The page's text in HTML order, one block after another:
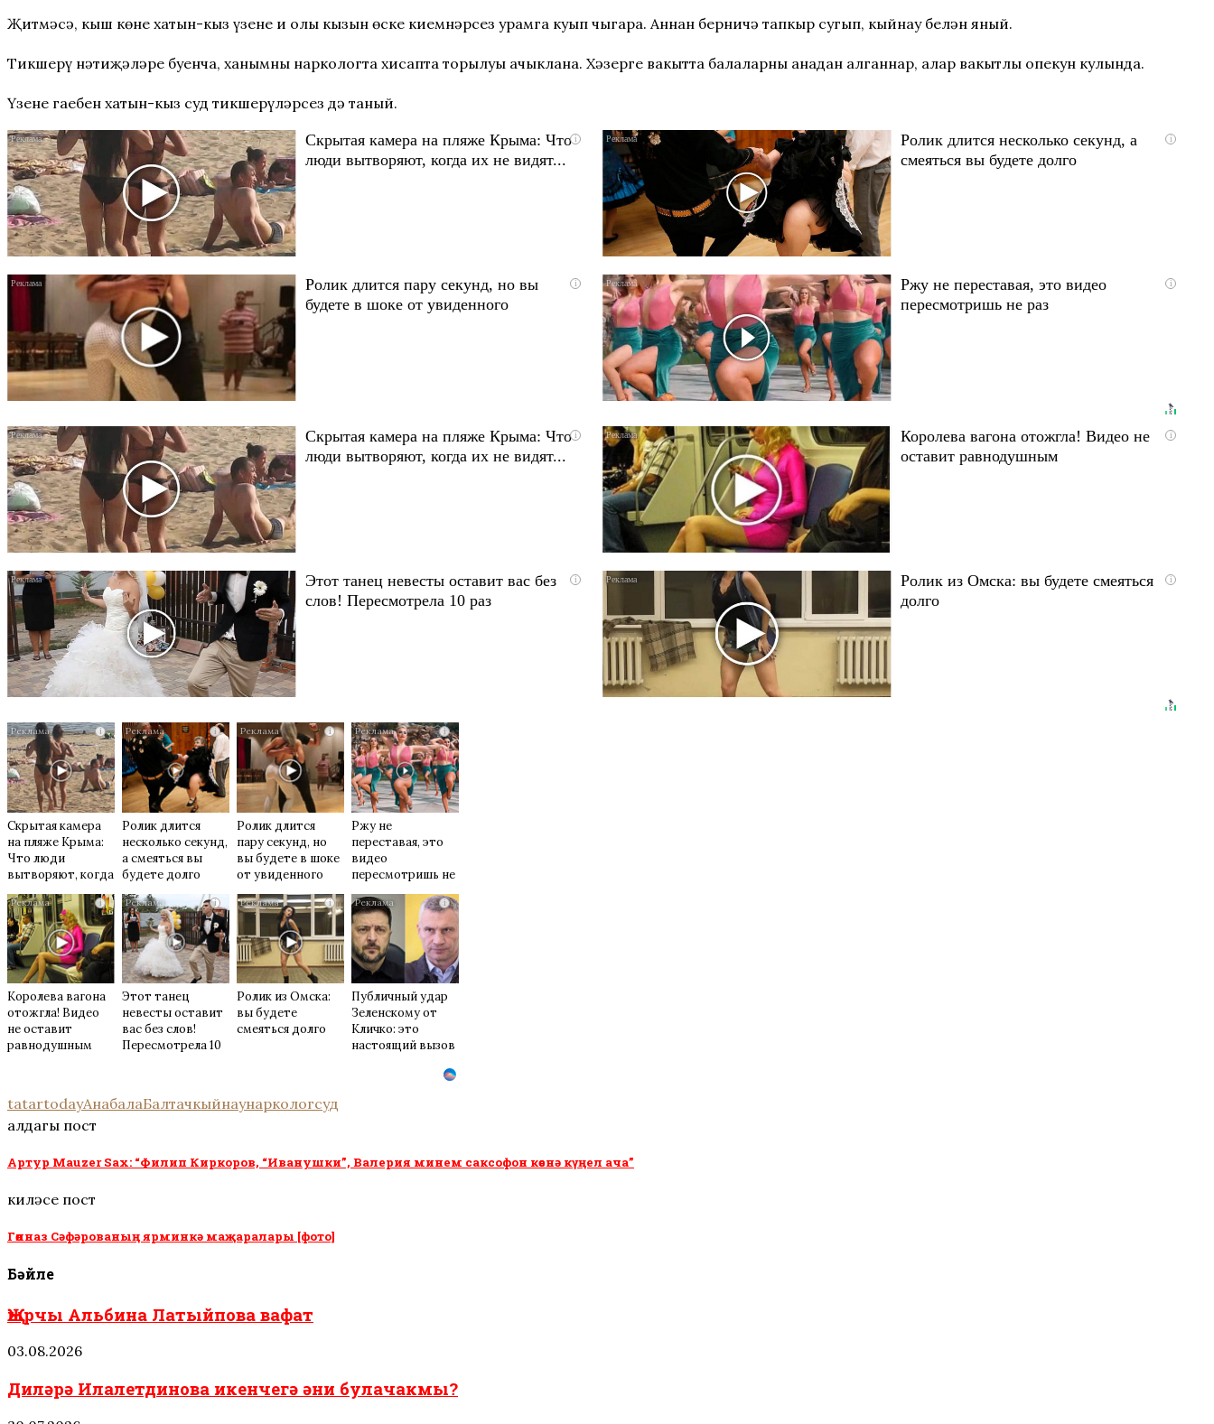
Җитмәсә, кыш көне хатын-кыз үзенең иң олы кызын өске киемнәрсез урамга куып чыгара. Аннан берничә тапкыр сугып, кыйнау белән яный.
Тикшерү нәтиҗәләре буенча, ханымның наркологта хисапта торылуы ачыклана. Хәзерге вакытта балаларны анадан алганнар, алар вакытлы опекун кулында.
Үзенең гаебен хатын-кыз суд тикшерүләрсез дә таный.
i
Скрытая камера на пляже Крыма: Что
люди вытворяют, когда их не видят...
i
Ролик длится несколько секунд, а
смеяться вы будете долго
i
Ролик длится пару секунд, но вы
будете в шоке от увиденного
i
Ржу не переставая, это видео
пересмотришь не раз
i
Скрытая камера на пляже Крыма: Что
люди вытворяют, когда их не видят...
i
Королева вагона отожгла! Видео не
оставит равнодушным
i
Этот танец невесты оставит вас без
слов! Пересмотрела 10 раз
i
Ролик из Омска: вы будете смеяться
долго
i
Скрытая камера
на пляже Крыма:
Что люди
вытворяют, когда
их не видят...
i
Ролик длится
несколько секунд,
а смеяться вы
будете долго
i
Ролик длится
пару секунд, но
вы будете в шоке
от увиденного
i
Ржу не
переставая, это
видео
пересмотришь не
раз
i
Королева вагона
отожгла! Видео
не оставит
равнодушным
i
Этот танец
невесты оставит
вас без слов!
Пересмотрела 10
i
Ролик из Омска:
вы будете
смеяться долго
i
Публичный удар
Зеленскому от
Кличко: это
настоящий вызов
tatartodayАнабалаБалтачкыйнаунаркологсуд
алдагы пост
Артур Mauzer Sax: “Филип Киркоров, “Иванушки”, Валерия минем саксофон көенә күңел ача”
киләсе пост
Гөлназ Сәфәрованың ярминкә маҗаралары [фото]
Бәйле
Җырчы Альбина Латыйпова вафат
03.08.2026
Диләрә Илалетдинова икенчегә әни булачакмы?